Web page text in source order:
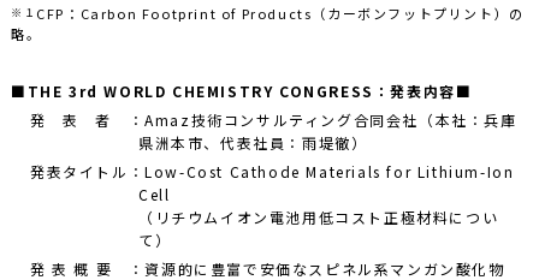
※１ CFP：Carbon Footprint of Products（カーボンフットプリント）の
略。
■THE 3rd WORLD CHEMISTRY CONGRESS：発表内容■
発 表 者 ：Amaz技術コンサルティング合同会社（本社：兵庫
県洲本市、代表社員：雨堤徹）
発表タイトル：Low-Cost Cathode Materials for Lithium-Ion
Cell
（リチウムイオン電池用低コスト正極材料につい
て）
発 表 概 要 ：資源的に豊富で安価なスピネル系マンガン酸化物